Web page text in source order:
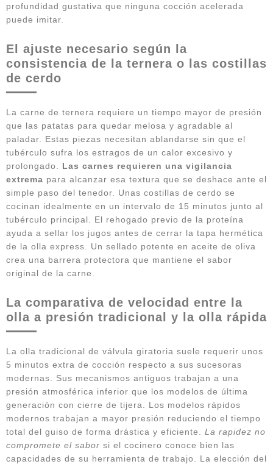
profundidad gustativa que ninguna cocción acelerada
puede imitar.
El ajuste necesario según la
consistencia de la ternera o las costillas
de cerdo
La carne de ternera requiere un tiempo mayor de presión
que las patatas para quedar melosa y agradable al
paladar. Estas piezas necesitan ablandarse sin que el
tubérculo sufra los estragos de un calor excesivo y
prolongado. Las carnes requieren una vigilancia
extrema para alcanzar esa textura que se deshace ante el
simple paso del tenedor. Unas costillas de cerdo se
cocinan idealmente en un intervalo de 15 minutos junto al
tubérculo principal. El rehogado previo de la proteína
ayuda a sellar los jugos antes de cerrar la tapa hermética
de la olla express. Un sellado potente en aceite de oliva
crea una barrera protectora que mantiene el sabor
original de la carne.
La comparativa de velocidad entre la
olla a presión tradicional y la olla rápida
La olla tradicional de válvula giratoria suele requerir unos
5 minutos extra de cocción respecto a sus sucesoras
modernas. Sus mecanismos antiguos trabajan a una
presión atmosférica inferior que los modelos de última
generación con cierre de tijera. Los modelos rápidos
modernos trabajan a mayor presión reduciendo el tiempo
total del guiso de forma drástica y eficiente. La rapidez no
compromete el sabor si el cocinero conoce bien las
capacidades de su herramienta de trabajo. La elección del